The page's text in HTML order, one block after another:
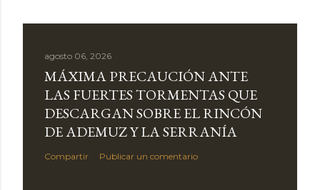
agosto 06, 2026
MÁXIMA PRECAUCIÓN ANTE
LAS FUERTES TORMENTAS QUE
DESCARGAN SOBRE EL RINCÓN
DE ADEMUZ Y LA SERRANÍA
Compartir Publicar un comentario